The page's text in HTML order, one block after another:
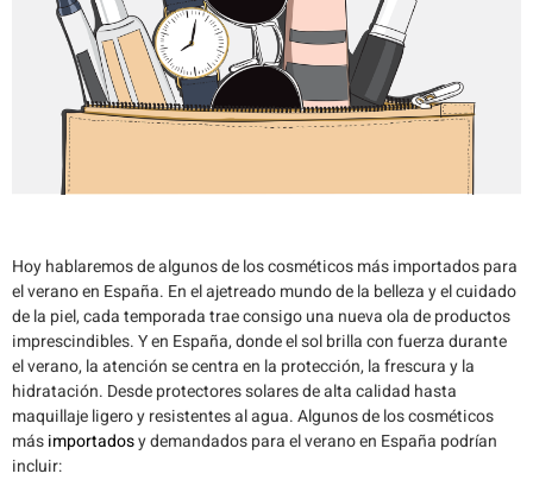
Hoy hablaremos de algunos de los cosméticos más importados para
el verano en España. En el ajetreado mundo de la belleza y el cuidado
de la piel, cada temporada trae consigo una nueva ola de productos
imprescindibles. Y en España, donde el sol brilla con fuerza durante
el verano, la atención se centra en la protección, la frescura y la
hidratación. Desde protectores solares de alta calidad hasta
maquillaje ligero y resistentes al agua. Algunos de los cosméticos
másimportadosy demandados para el verano en España podrían
incluir: